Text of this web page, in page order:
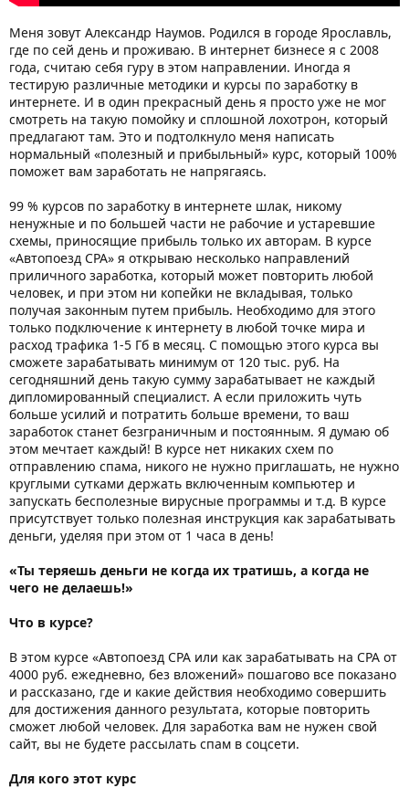
Меня зовут Александр Наумов. Родился в городе Ярославль,
где по сей день и проживаю. В интернет бизнесе я с 2008
года, считаю себя гуру в этом направлении. Иногда я
тестирую различные методики и курсы по заработку в
интернете. И в один прекрасный день я просто уже не мог
смотреть на такую помойку и сплошной лохотрон, который
предлагают там. Это и подтолкнуло меня написать
нормальный «полезный и прибыльный» курс, который 100%
поможет вам заработать не напрягаясь.
99 % курсов по заработку в интернете шлак, никому
ненужные и по большей части не рабочие и устаревшие
схемы, приносящие прибыль только их авторам. В курсе
«Автопоезд CPA» я открываю несколько направлений
приличного заработка, который может повторить любой
человек, и при этом ни копейки не вкладывая, только
получая законным путем прибыль. Необходимо для этого
только подключение к интернету в любой точке мира и
расход трафика 1-5 Гб в месяц. С помощью этого курса вы
сможете зарабатывать минимум от 120 тыс. руб. На
сегодняшний день такую сумму зарабатывает не каждый
дипломированный специалист. А если приложить чуть
больше усилий и потратить больше времени, то ваш
заработок станет безграничным и постоянным. Я думаю об
этом мечтает каждый! В курсе нет никаких схем по
отправлению спама, никого не нужно приглашать, не нужно
круглыми сутками держать включенным компьютер и
запускать бесполезные вирусные программы и т.д. В курсе
присутствует только полезная инструкция как зарабатывать
деньги, уделяя при этом от 1 часа в день!
«Ты теряешь деньги не когда их тратишь, а когда не
чего не делаешь!»
Что в курсе?
В этом курсе «Автопоезд CPA или как зарабатывать на CPA от
4000 руб. ежедневно, без вложений» пошагово все показано
и рассказано, где и какие действия необходимо совершить
для достижения данного результата, которые повторить
сможет любой человек. Для заработка вам не нужен свой
сайт, вы не будете рассылать спам в соцсети.
Для кого этот курс